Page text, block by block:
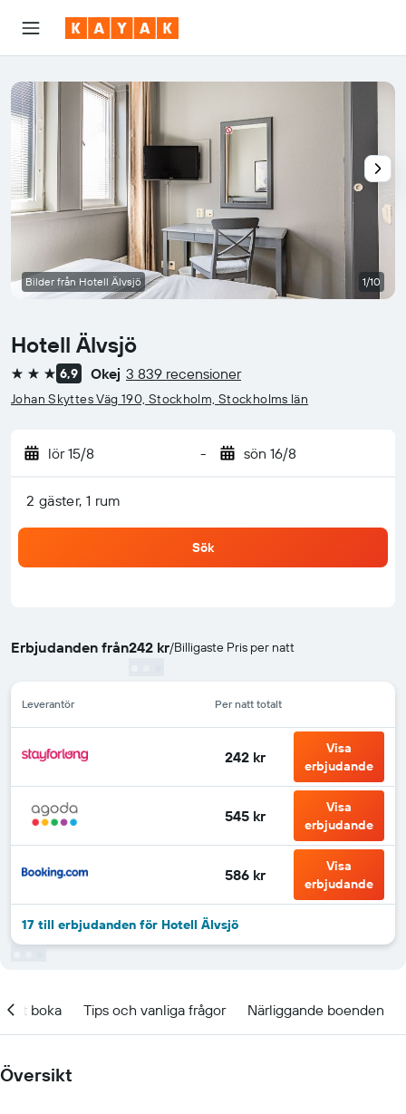
Hotell Älvsjö
3 stjärnor6,9 Okej 3 839 recensioner
Johan Skyttes Väg 190, Stockholm, Stockholms län
lör 15/8 - sön 16/8
2 gäster, 1 rum
Sök
Erbjudanden från242 kr/Billigaste Pris per natt
Leverantör Per natt totalt
242 kr
Visa
erbjudande
545 kr
Visa
erbjudande
586 kr
Visa
erbjudande
17 till erbjudanden för Hotell Älvsjö
Bilder från Hotell Älvsjö 1/10
att boka Tips och vanliga frågor Närliggande boenden
Översikt